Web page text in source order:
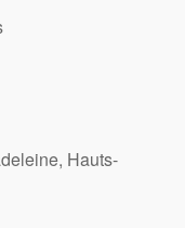
Hauts-